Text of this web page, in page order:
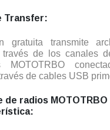
Transfer:
gratuita transmite
través de los canales
MOTOTRBO
de cables USB
de radios